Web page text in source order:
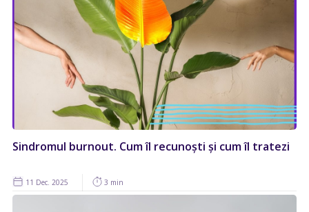
Sindromul burnout. Cum îl recunoști și cum îl tratezi
11 Dec. 2025 3 min